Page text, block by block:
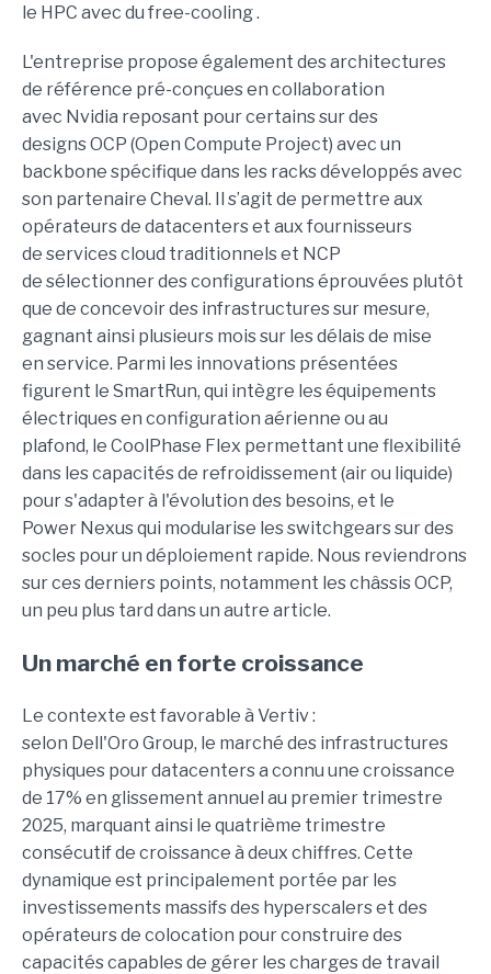
le HPC avec du free-cooling .
L'entreprise propose également des architectures
de référence pré-conçues en collaboration
avec Nvidia reposant pour certains sur des
designs OCP (Open Compute Project) avec un
backbone spécifique dans les racks développés avec
son partenaire Cheval. Il s’agit de permettre aux
opérateurs de datacenters et aux fournisseurs
de services cloud traditionnels et NCP
de sélectionner des configurations éprouvées plutôt
que de concevoir des infrastructures sur mesure,
gagnant ainsi plusieurs mois sur les délais de mise
en service. Parmi les innovations présentées
figurent le SmartRun, qui intègre les équipements
électriques en configuration aérienne ou au
plafond, le CoolPhase Flex permettant une flexibilité
dans les capacités de refroidissement (air ou liquide)
pour s'adapter à l'évolution des besoins, et le
Power Nexus qui modularise les switchgears sur des
socles pour un déploiement rapide. Nous reviendrons
sur ces derniers points, notamment les châssis OCP,
un peu plus tard dans un autre article.
Un marché en forte croissance
Le contexte est favorable à Vertiv :
selon Dell'Oro Group, le marché des infrastructures
physiques pour datacenters a connu une croissance
de 17% en glissement annuel au premier trimestre
2025, marquant ainsi le quatrième trimestre
consécutif de croissance à deux chiffres. Cette
dynamique est principalement portée par les
investissements massifs des hyperscalers et des
opérateurs de colocation pour construire des
capacités capables de gérer les charges de travail